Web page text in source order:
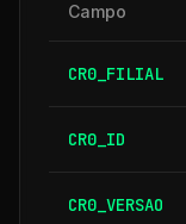
Campo
CR0_FILIAL
CR0_ID
CR0_VERSAO